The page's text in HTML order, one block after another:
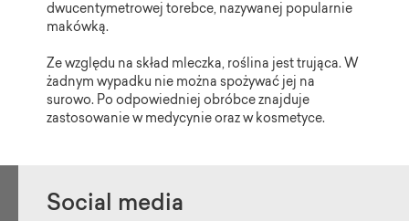
dwucentymetrowej torebce, nazywanej popularnie
makówką.
Ze względu na skład mleczka, roślina jest trująca. W
żadnym wypadku nie można spożywać jej na
surowo. Po odpowiedniej obróbce znajduje
zastosowanie w medycynie oraz w kosmetyce.
Social media